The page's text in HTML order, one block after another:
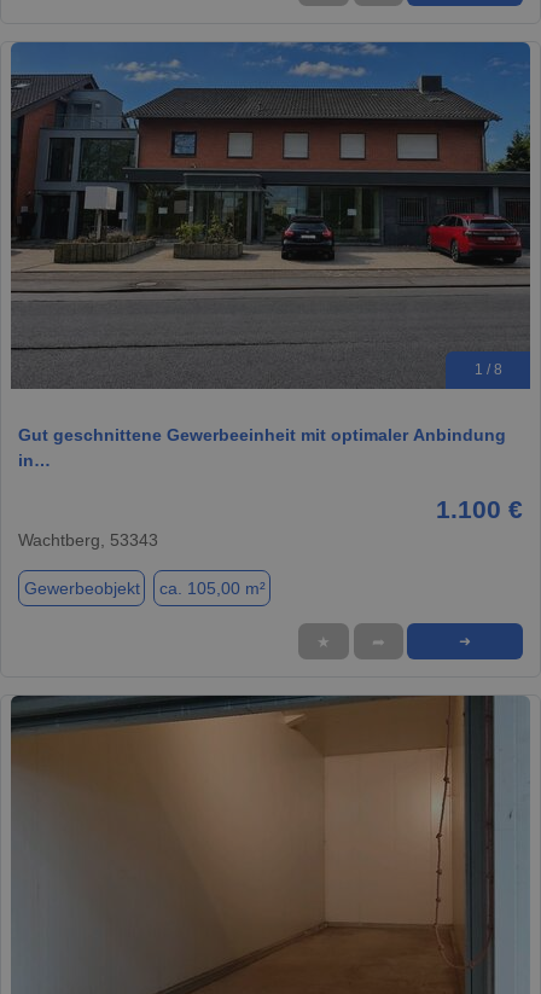
1 / 8
Gut geschnittene Gewerbeeinheit mit optimaler Anbindung
in…
1.100 €
Wachtberg, 53343
Gewerbeobjekt ca. 105,00 m²
★ ➦ ➜